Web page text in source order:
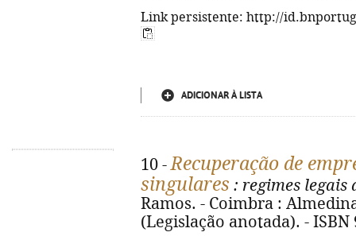
Link persistente: http://
ADICIONAR À LISTA
10 -Recuperação de
singulares : regimes legais
Ramos. - Coimbra :
(Legislação anotada). - ISBN